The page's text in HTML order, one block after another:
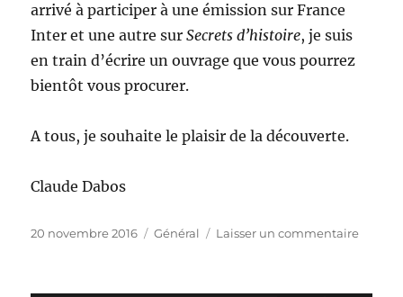
arrivé à participer à une émission sur France
Inter et une autre surSecrets d’histoire, je suis
en train d’écrire un ouvrage que vous pourrez
bientôt vous procurer.
A tous, je souhaite le plaisir de la découverte.
Claude Dabos
Publié
20 novembre 2016 Catégories
Général Laisser un commentairesur